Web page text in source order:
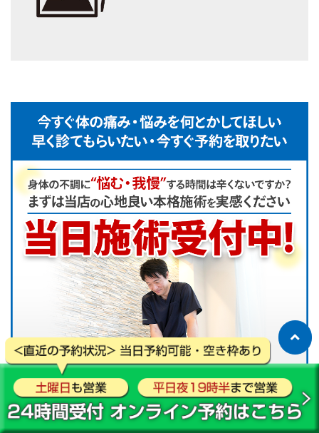
患者様の今の身体の状態を確認していきます。
お悩み解決のため、最大限に効果が出るように「あなた
の身体の状態に合わせた」オーダーメイドの施術を行い
6